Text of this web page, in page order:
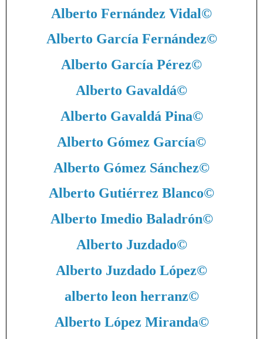
Alberto Fernández Vidal©
Alberto García Fernández©
Alberto García Pérez©
Alberto Gavaldá©
Alberto Gavaldá Pina©
Alberto Gómez García©
Alberto Gómez Sánchez©
Alberto Gutiérrez Blanco©
Alberto Imedio Baladrón©
Alberto Juzdado©
Alberto Juzdado López©
alberto leon herranz©
Alberto López Miranda©